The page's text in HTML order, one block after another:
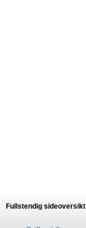
Fullstendig sideoversikt